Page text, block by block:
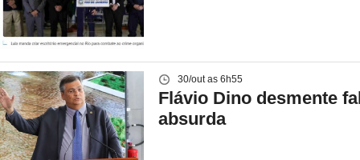
30/out as 6h55
Flávio Dino desmente
absurda